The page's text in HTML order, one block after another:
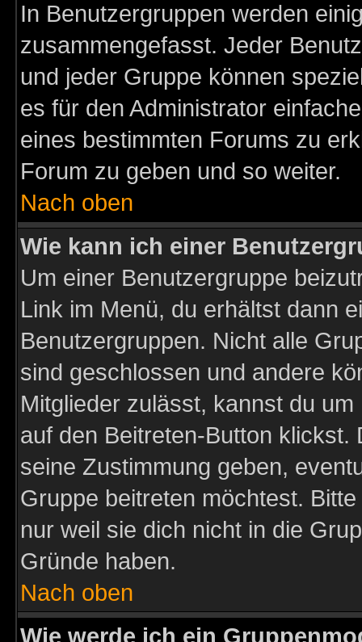
In Benutzergruppen werden
zusammengefasst. Jeder
und jeder Gruppe können
es für den Administrator
eines bestimmten Forums zu
Forum zu geben und so weiter.
Nach oben
Wie kann ich einer
Um einer Benutzergruppe
Link im Menü, du erhältst dann
Benutzergruppen. Nicht alle
sind geschlossen und andere
Mitglieder zulässt, kannst du
auf den Beitreten-Button
seine Zustimmung geben,
Gruppe beitreten möchtest.
nur weil sie dich nicht in die
Gründe haben.
Nach oben
Wie werde ich ein